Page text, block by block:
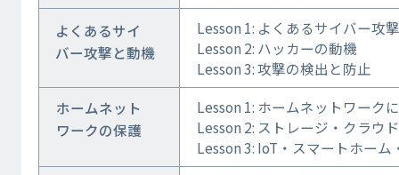
よくあるサイ
バー攻撃と動機
Lesson 1: よくあるサイバー攻
Lesson 2: ハッカーの動機
Lesson 3: 攻撃の検出と防止
ホームネット
ワークの保護
Lesson 1: ホームネットワーク
Lesson 2: ストレージ・クラウ
Lesson 3: IoT・スマートホー